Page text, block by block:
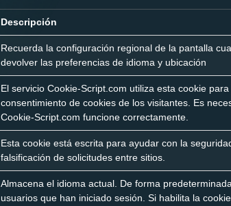
Descripción
Recuerda la configuración regional de la pantalla
devolver las preferencias de idioma y ubicación
El servicio Cookie-Script.com utiliza esta cookie
consentimiento de cookies de los visitantes. Es
Cookie-Script.com funcione correctamente.
Esta cookie está escrita para ayudar con la
falsificación de solicitudes entre sitios.
Almacena el idioma actual. De forma
usuarios que han iniciado sesión. Si habilita la